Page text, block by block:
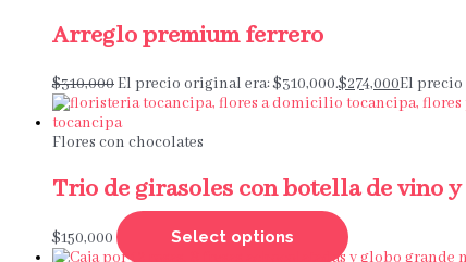
Arreglo premium ferrero
$310,000El precio original era: $310,000.$274,000El precio
Flores con chocolates
Trio de girasoles con botella de vino
$150,000 Select options